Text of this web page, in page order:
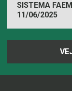
SISTEMA
11/06/2025